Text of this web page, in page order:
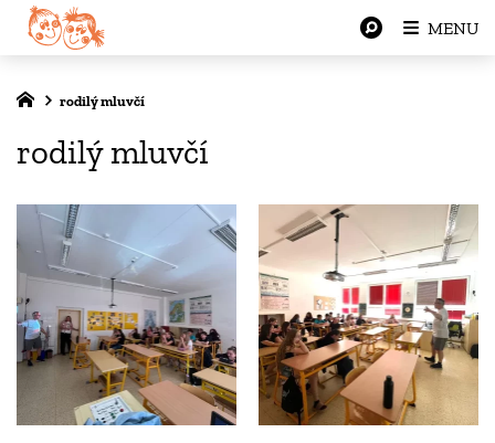
rodilý mluvčí
rodilý mluvčí
MENU